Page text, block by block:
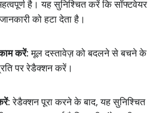
है। यह सुनिश्चित करें कि सॉफ्टवेयर
को हटा देता है।
करें:मूल दस्तावेज़ को बदलने से बचने के
पर रेडैक्शन करें।
रेडैक्शन पूरा करने के बाद, यह सुनिश्चित